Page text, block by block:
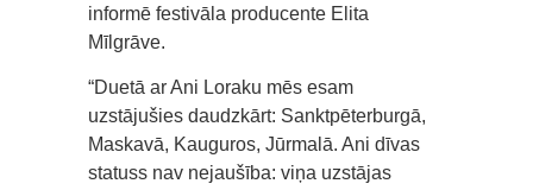
informē festivāla producente Elita
Mīlgrāve.
“Duetā ar Ani Loraku mēs esam
uzstājušies daudzkārt: Sanktpēterburgā,
Maskavā, Kauguros, Jūrmalā. Ani dīvas
statuss nav nejaušība: viņa uzstājas